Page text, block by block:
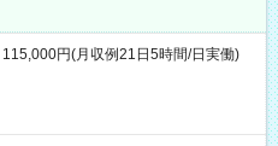
円(月収例21日5時間/日実働)